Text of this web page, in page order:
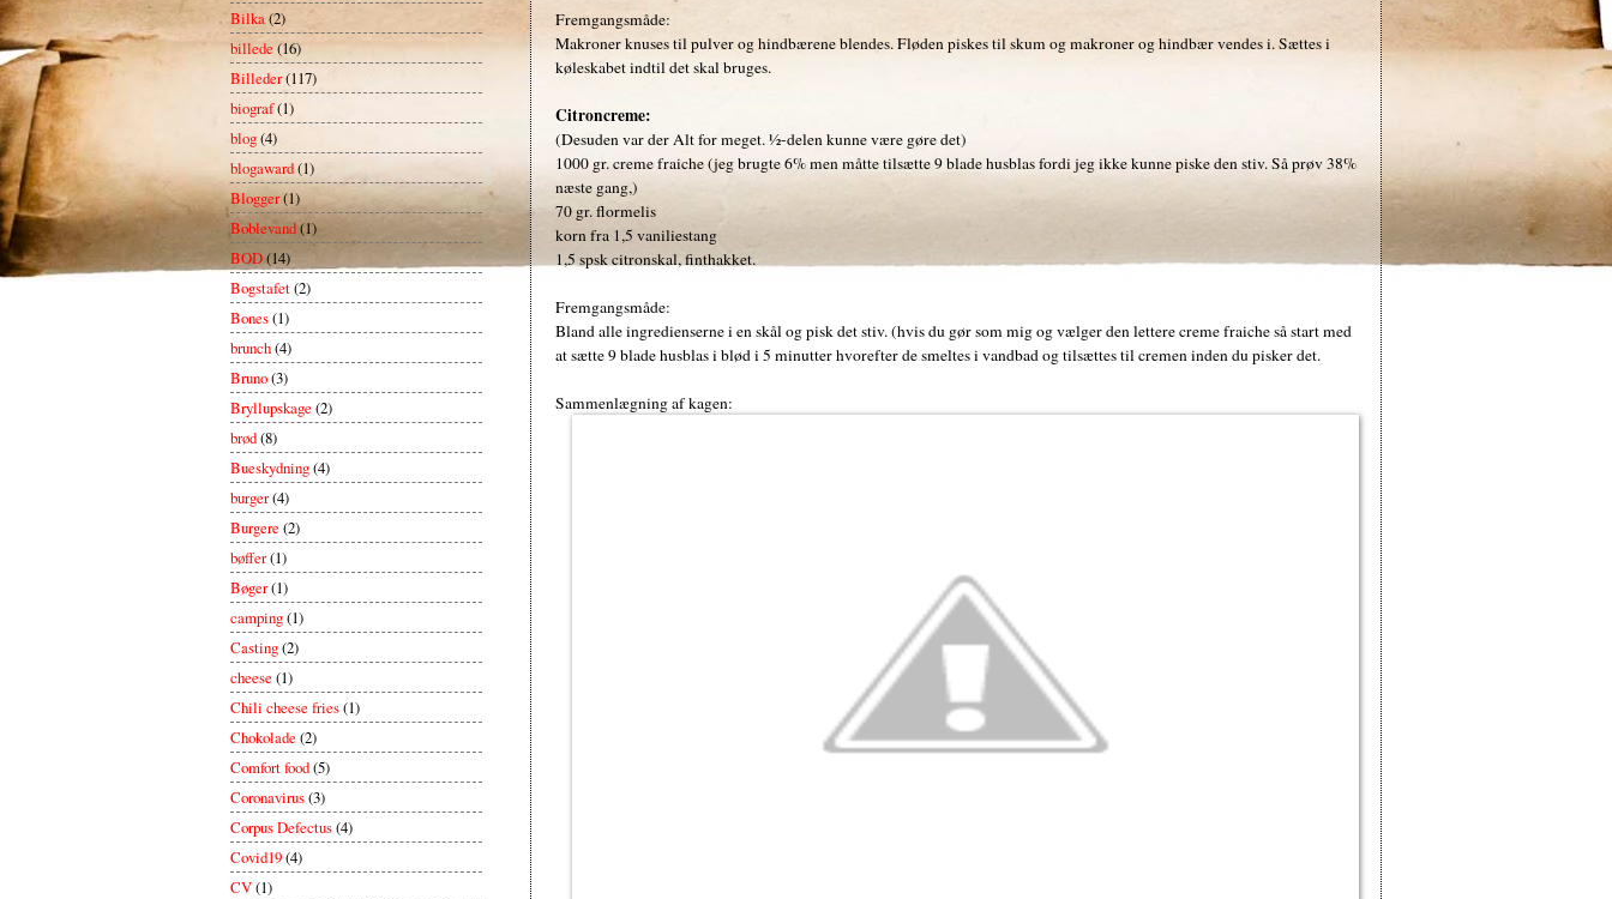
Fremgangsmåde:
Makroner knuses til pulver og hindbærene blendes. Fløden piskes til skum og makroner og hindbær vendes i. Sættes i
køleskabet indtil det skal bruges.
Citroncreme:
(Desuden var der Alt for meget. ½-delen kunne være gøre det)
1000 gr. creme fraiche (jeg brugte 6% men måtte tilsætte 9 blade husblas fordi jeg ikke kunne piske den stiv. Så prøv 38%
næste gang,)
70 gr. flormelis
korn fra 1,5 vaniliestang
1,5 spsk citronskal, finthakket.
Fremgangsmåde:
Bland alle ingredienserne i en skål og pisk det stiv. (hvis du gør som mig og vælger den lettere creme fraiche så start med
at sætte 9 blade husblas i blød i 5 minutter hvorefter de smeltes i vandbad og tilsættes til cremen inden du pisker det.
Sammenlægning af kagen:
Bilka(2)
billede (16)
Billeder(117)
biograf(1)
blog(4)
blogaward(1)
Blogger(1)
Boblevand(1)
BOD(14)
Bogstafet(2)
Bones(1)
brunch(4)
Bruno(3)
Bryllupskage(2)
brød(8)
Bueskydning(4)
burger(4)
Burgere(2)
bøffer(1)
Bøger(1)
camping(1)
Casting(2)
cheese(1)
Chili cheese fries(1)
Chokolade(2)
Comfort food(5)
Coronavirus(3)
Corpus Defectus(4)
Covid19(4)
CV(1)